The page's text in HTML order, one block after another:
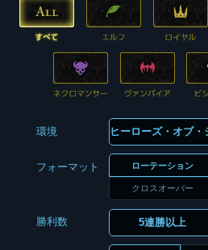
環境
フォーマット ローテーション
クロスオーバー
勝利数 5連勝以上